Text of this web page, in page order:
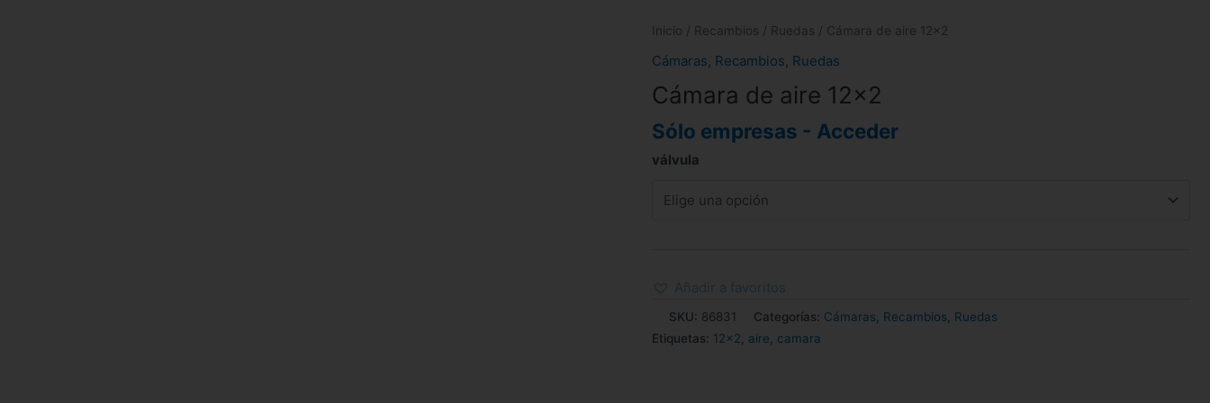
Inicio / Recambios / Ruedas / Cámara de aire 12×2
Cámaras, Recambios, Ruedas
Cámara de aire 12×2
Sólo empresas - Acceder
válvula
Añadir a favoritos
SKU: 86831 Categorías: Cámaras Recambios
Ruedas
Etiquetas: 12x2 aire camara